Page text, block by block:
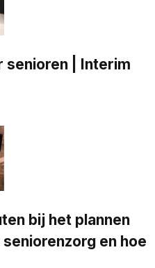
senioren | Interim
bij het plannen
en hoe